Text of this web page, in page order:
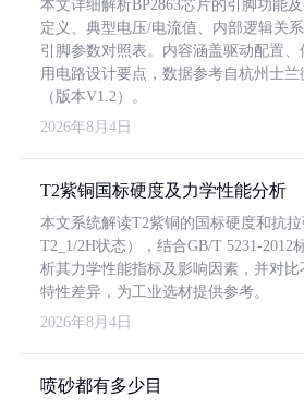
本文详细解析BP2863芯片的引脚功能
定义、典型电压/电流值、内部逻辑关
引脚参数对照表。内容涵盖驱动配置
用电路设计要点，数据参考自杭州士
（版本V1.2）。
2026年8月4日
T2紫铜国标硬度及力学性能分析
本文系统解读T2紫铜的国标硬度和抗
T2_1/2H状态），结合GB/T 5231-2012
析其力学性能指标及影响因素，并对
特性差异，为工业选材提供参考。
2026年8月4日
喷砂都有多少目